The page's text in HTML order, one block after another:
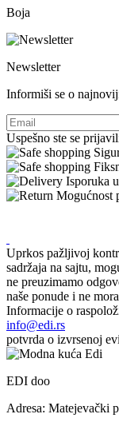
Boja
Newsletter
Informiši se o
Uspešno ste se
Isporuka
Mogućnost
Uprkos pažljivoj
sadržaja na sajtu,
ne preuzimamo
naše ponude i ne
Informacije o
info@edi.rs
potvrda o izvrsenoj
EDI doo
Adresa: Matejevački